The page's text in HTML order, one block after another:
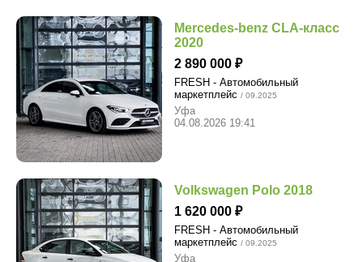
Mercedes-benz CLA-класс
2020
2 890 000
FRESH - Автомобильный
маркетплейс / 09.2025
Уфа
04.08.2026 19:41
Volkswagen Polo 2018
1 620 000
FRESH - Автомобильный
маркетплейс / 09.2025
Уфа